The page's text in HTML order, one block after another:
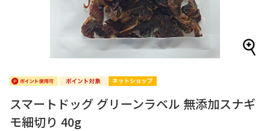
スマートドッグ グリーンラベル 無添加スナギ
モ細切り 40g